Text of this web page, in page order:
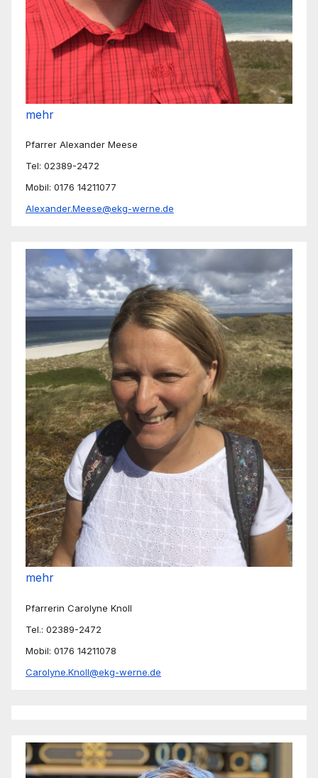
mehr
Pfarrer Alexander Meese
Tel: 02389-2472
Mobil: 0176 14211077
Alexander.Meese@ekg-werne.de
mehr
Pfarrerin Carolyne Knoll
Tel.: 02389-2472
Mobil: 0176 14211078
Carolyne.Knoll@ekg-werne.de